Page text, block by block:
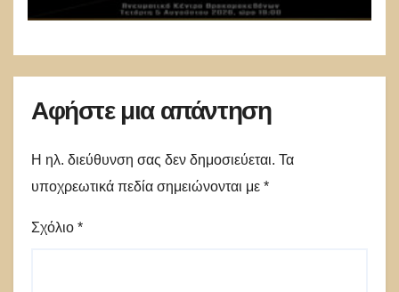
Αφήστε μια απάντηση
Η ηλ. διεύθυνση σας δεν δημοσιεύεται. Τα
υποχρεωτικά πεδία σημειώνονται με *
Σχόλιο *